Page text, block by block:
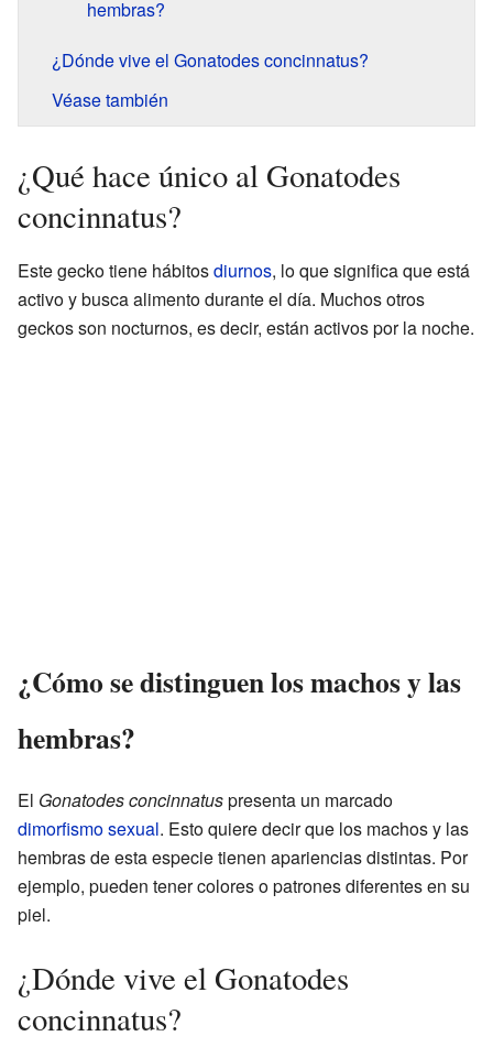
hembras?
¿Dónde vive el Gonatodes concinnatus?
Véase también
¿Qué hace único al Gonatodes
concinnatus?
Este gecko tiene hábitosdiurnos, lo que significa que está
activo y busca alimento durante el día. Muchos otros
geckos son nocturnos, es decir, están activos por la noche.
¿Cómo se distinguen los machos y las
hembras?
El Gonatodes concinnatuspresenta un marcado
dimorfismo sexual. Esto quiere decir que los machos y las
hembras de esta especie tienen apariencias distintas. Por
ejemplo, pueden tener colores o patrones diferentes en su
piel.
¿Dónde vive el Gonatodes
concinnatus?